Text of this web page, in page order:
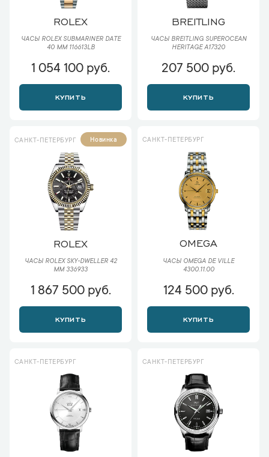
ROLEX
ЧАСЫ ROLEX SUBMARINER DATE
40 ММ 116613LB
1 054 100 руб.
КУПИТЬ
BREITLING
ЧАСЫ BREITLING SUPEROCEAN
HERITAGE A17320
207 500 руб.
КУПИТЬ
САНКТ-ПЕТЕРБУРГ Новинка
ROLEX
ЧАСЫ ROLEX SKY-DWELLER 42
ММ 336933
1 867 500 руб.
КУПИТЬ
САНКТ-ПЕТЕРБУРГ
OMEGA
ЧАСЫ OMEGA DE VILLE
4300.11.00
124 500 руб.
КУПИТЬ
САНКТ-ПЕТЕРБУРГ САНКТ-ПЕТЕРБУРГ